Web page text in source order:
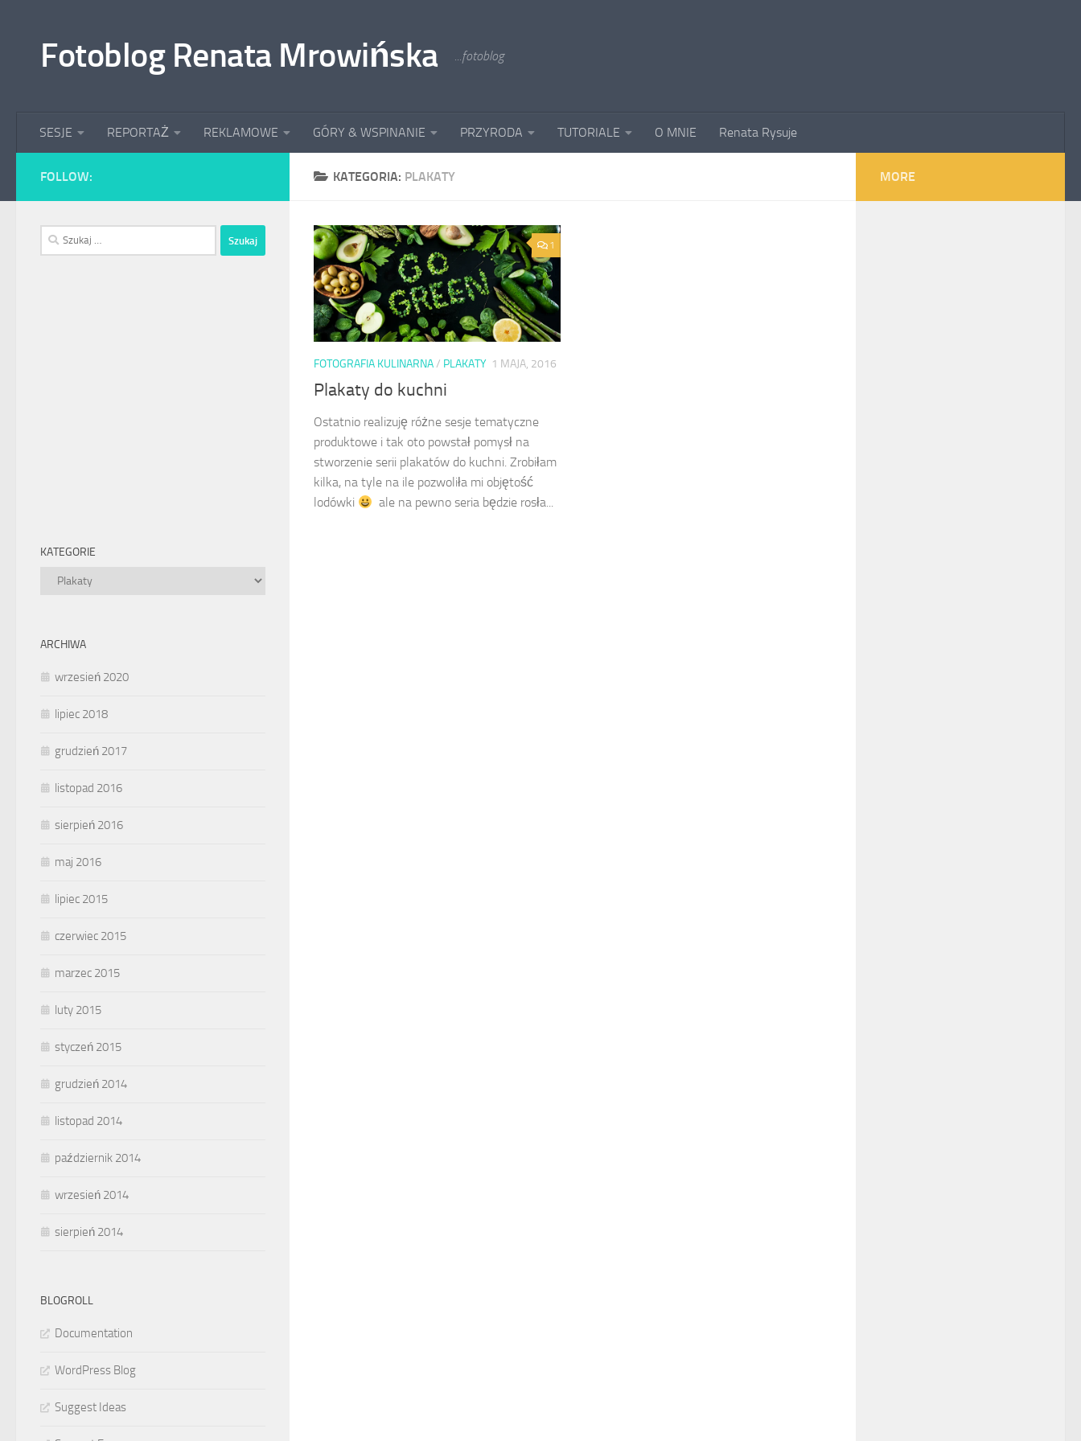
Fotoblog Renata Mrowińska ...fotoblog
SESJE REPORTAŻ REKLAMOWE GÓRY & WSPINANIE PRZYRODA TUTORIALE O MNIE Renata Rysuje
KATEGORIA: PLAKATY
1
FOTOGRAFIA KULINARNA/ PLAKATY 1 MAJA, 2016
Plakaty do kuchni
Ostatnio realizuję różne sesje tematyczne
produktowe i tak oto powstał pomysł na
stworzenie serii plakatów do kuchni. Zrobiłam
kilka, na tyle na ile pozwoliła mi objętość
lodówki
ale na pewno seria będzie rosła...
FOLLOW:
Szukaj:
KATEGORIE
Kategorie
ARCHIWA
wrzesień 2020
lipiec 2018
grudzień 2017
listopad 2016
sierpień 2016
maj 2016
lipiec 2015
czerwiec 2015
marzec 2015
luty 2015
styczeń 2015
grudzień 2014
listopad 2014
październik 2014
wrzesień 2014
sierpień 2014
BLOGROLL
Documentation
WordPress Blog
Suggest Ideas
MORE